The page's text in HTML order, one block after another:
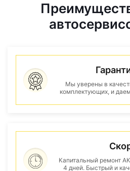
Мы уверены в
комплектующих, и
Капитальный ремонт
4 дней. Быстрый и